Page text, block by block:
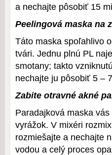
a nechajte pôsobiť 15
Peelingová maska na
Táto maska spoľahlivo
tvári. Jednu plnú PL
smotany; takto
nechajte ju pôsobiť 5 –
Zabite otravné akné
Paradajková maska
vyrážok. V mixéri
rozmiešajte a nechajte
vodou a celý proces